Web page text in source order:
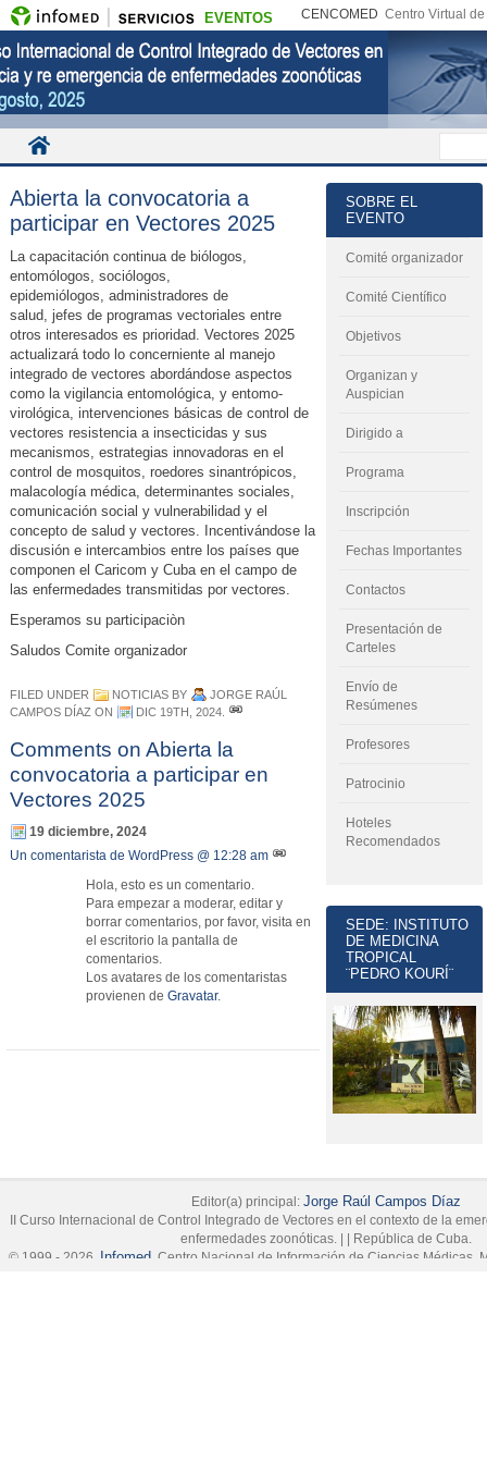
EVENTOS CENCOMED Centro Virtual
Abierta la convocatoria a
participar en Vectores 2025
La capacitación continua de biólogos,
entomólogos, sociólogos,
epidemiólogos, administradores de
salud, jefes de programas vectoriales entre
otros interesados es prioridad. Vectores 2025
actualizará todo lo concerniente al manejo
integrado de vectores abordándose aspectos
como la vigilancia entomológica, y entomo-
virológica, intervenciones básicas de control de
vectores resistencia a insecticidas y sus
mecanismos, estrategias innovadoras en el
control de mosquitos, roedores sinantrópicos,
malacología médica, determinantes sociales,
comunicación social y vulnerabilidad y el
concepto de salud y vectores. Incentivándose la
discusión e intercambios entre los países que
componen el Caricom y Cuba en el campo de
las enfermedades transmitidas por vectores.
Esperamos su participaciòn
Saludos Comite organizador
FILED UNDER NOTICIAS BY
JORGE RAÚL
CAMPOS DÍAZ ON DIC 19TH, 2024
Comments on Abierta la
convocatoria a participar en
Vectores 2025
19 diciembre, 2024
Un comentarista de WordPress @ 12:28 am
Hola, esto es un comentario.
Para empezar a moderar, editar y
borrar comentarios, por favor, visita en
el escritorio la pantalla de
comentarios.
Los avatares de los comentaristas
provienen de Gravatar.
SOBRE EL
EVENTO
Comité organizador
Comité Científico
Objetivos
Organizan y
Auspician
Dirigido a
Programa
Inscripción
Fechas Importantes
Contactos
Presentación de
Carteles
Envío de
Resúmenes
Profesores
Patrocinio
Hoteles
Recomendados
SEDE: INSTITUTO
DE MEDICINA
TROPICAL
¨PEDRO KOURÍ¨
Editor(a) principal: Jorge Raúl Campos Díaz
II Curso Internacional de Control Integrado de Vectores en el contexto de la
enfermedades zoonóticas.
República de Cuba.
© 1999 - 2026, Infomed, Centro Nacional de Información de Ciencias Médicas,